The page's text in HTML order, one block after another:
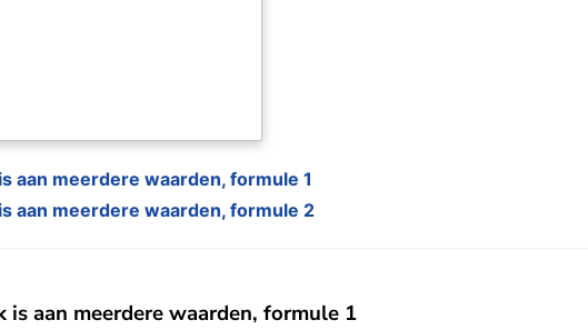
aan meerdere waarden, formule 1
aan meerdere waarden, formule 2
aan meerdere waarden, formule 1